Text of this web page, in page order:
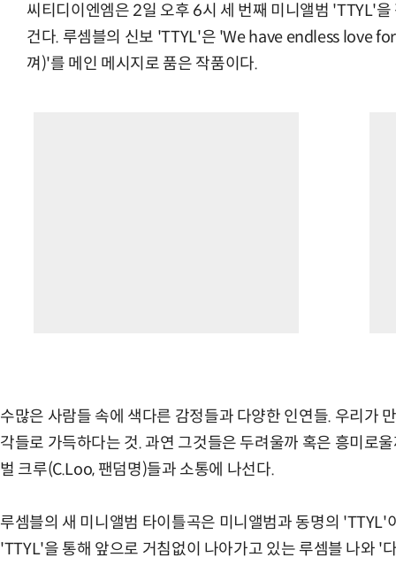
씨티디이엔엠은 2일 오후 6시 세 번째 미니앨범 'TTYL'
건다. 루셈블의 신보 'TTYL'은 'We have endless love
껴)'를 메인 메시지로 품은 작품이다.
수많은 사람들 속에 색다른 감정들과 다양한 인연들. 우리가
각들로 가득하다는 것. 과연 그것들은 두려울까 혹은 흥미로
벌 크루(C.Loo, 팬덤명)들과 소통에 나선다.
루셈블의 새 미니앨범 타이틀곡은 미니앨범과 동명의 'TTYL'
'TTYL'을 통해 앞으로 거침없이 나아가고 있는 루셈블 나와 '